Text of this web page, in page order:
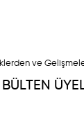
ve
BÜLTEN